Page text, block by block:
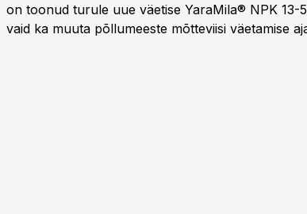
on toonud turule uue väetise YaraMila® NPK 13-
vaid ka muuta põllumeeste mõtteviisi väetamise